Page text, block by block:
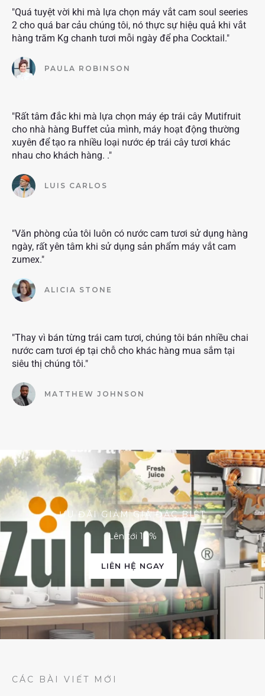
"Quá tuyệt vời khi mà lựa chọn máy vắt cam soul seeries
2 cho quá bar cảu chúng tôi, nó thực sự hiệu quả khi vắt
hàng trăm Kg chanh tươi mỗi ngày để pha Cocktail."
PAULA ROBINSON
"Rất tâm đắc khi mà lựa chọn máy ép trái cây Mutifruit
cho nhà hàng Buffet của mình, máy hoạt động thường
xuyên để tạo ra nhiều loại nước ép trái cây tươi khác
nhau cho khách hàng. ."
LUIS CARLOS
"Văn phòng của tôi luôn có nước cam tươi sử dụng hàng
ngày, rất yên tâm khi sử dụng sản phẩm máy vắt cam
zumex."
ALICIA STONE
"Thay vì bán từng trái cam tươi, chúng tôi bán nhiều chai
nước cam tươi ép tại chỗ cho khác hàng mua sắm tại
siêu thị chúng tôi."
MATTHEW JOHNSON
ƯU ĐÃI GIẢM GIÁ ĐẶC BIỆT
Lên tới 10%
LIÊN HỆ NGAY
CÁC BÀI VIẾT MỚI